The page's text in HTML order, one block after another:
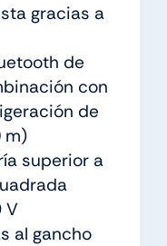
gracias a
de
con
de
m)
superior a
V
al gancho